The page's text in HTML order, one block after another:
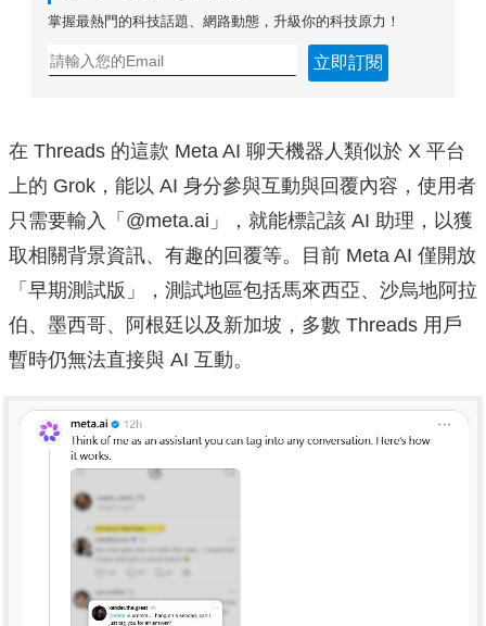
掌握最熱門的科技話題、網路動態，升級你的科技原力！
立即訂閱
在 Threads 的這款 Meta AI 聊天機器人類似於 X 平台
上的 Grok，能以 AI 身分參與互動與回覆內容，使用者
只需要輸入「@meta.ai」，就能標記該 AI 助理，以獲
取相關背景資訊、有趣的回覆等。目前 Meta AI 僅開放
「早期測試版」，測試地區包括馬來西亞、沙烏地阿拉
伯、墨西哥、阿根廷以及新加坡，多數 Threads 用戶
暫時仍無法直接與 AI 互動。